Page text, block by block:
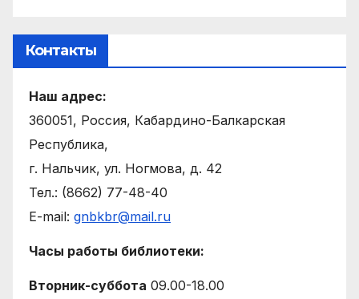
Контакты
Наш адрес:
360051, Россия, Кабардино-Балкарская
Республика,
г. Нальчик, ул. Ногмова, д. 42
Тел.: (8662) 77-48-40
E-mail: gnbkbr@mail.ru
Часы работы библиотеки:
Вторник-суббота 09.00-18.00